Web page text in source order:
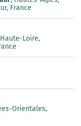
France
Loire,
Orientales,